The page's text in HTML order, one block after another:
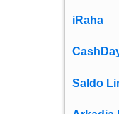
iRaha
Saldo